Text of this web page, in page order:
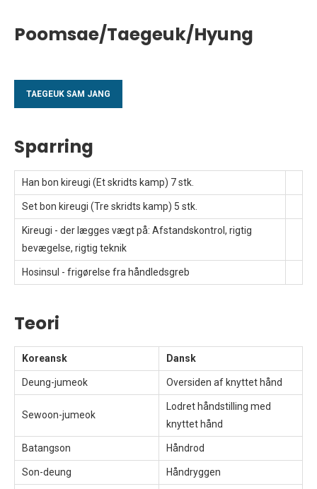
Poomsae/Taegeuk/Hyung
TAEGEUK SAM JANG
Sparring
Han bon kireugi (Et skridts kamp) 7 stk.
Set bon kireugi (Tre skridts kamp) 5 stk.
Kireugi - der lægges vægt på: Afstandskontrol, rigtig
bevægelse, rigtig teknik
Hosinsul - frigørelse fra håndledsgreb
Teori
Koreansk Dansk
Deung-jumeok Oversiden af knyttet hånd
Sewoon-jumeok
Lodret håndstilling med
knyttet hånd
Batangson Håndrod
Son-deung Håndryggen